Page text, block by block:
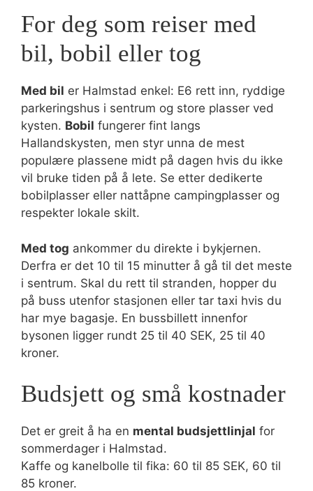
For deg som reiser med
bil, bobil eller tog
Med bil er Halmstad enkel: E6 rett inn, ryddige
parkeringshus i sentrum og store plasser ved
kysten. Bobil fungerer fint langs
Hallandskysten, men styr unna de mest
populære plassene midt på dagen hvis du ikke
vil bruke tiden på å lete. Se etter dedikerte
bobilplasser eller nattåpne campingplasser og
respekter lokale skilt.
Med tog ankommer du direkte i bykjernen.
Derfra er det 10 til 15 minutter å gå til det meste
i sentrum. Skal du rett til stranden, hopper du
på buss utenfor stasjonen eller tar taxi hvis du
har mye bagasje. En bussbillett innenfor
bysonen ligger rundt 25 til 40 SEK, 25 til 40
kroner.
Budsjett og små kostnader
Det er greit å ha en mental budsjettlinjal for
sommerdager i Halmstad.
Kaffe og kanelbolle til fika: 60 til 85 SEK, 60 til
85 kroner.